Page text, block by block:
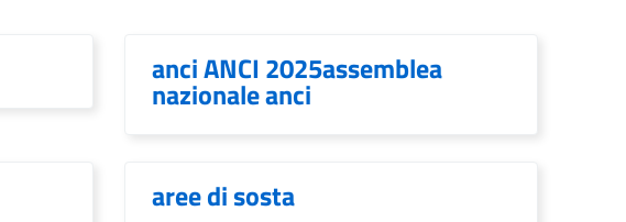
anci ANCI 2025assemblea
nazionale anci
aree di sosta